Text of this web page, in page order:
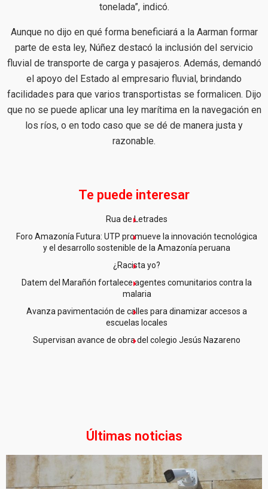
tonelada”, indicó.
Aunque no dijo en qué forma beneficiará a la Aarman formar
parte de esta ley, Núñez destacó la inclusión del servicio
fluvial de transporte de carga y pasajeros. Además, demandó
el apoyo del Estado al empresario fluvial, brindando
facilidades para que varios transportistas se formalicen. Dijo
que no se puede aplicar una ley marítima en la navegación en
los ríos, o en todo caso que se dé de manera justa y
razonable.
Te puede interesar
Rua de Letrades
Foro Amazonía Futura: UTP promueve la innovación tecnológica
y el desarrollo sostenible de la Amazonía peruana
¿Racista yo?
Datem del Marañón fortalece agentes comunitarios contra la
malaria
Avanza pavimentación de calles para dinamizar accesos a
escuelas locales
Supervisan avance de obra del colegio Jesús Nazareno
Últimas noticias